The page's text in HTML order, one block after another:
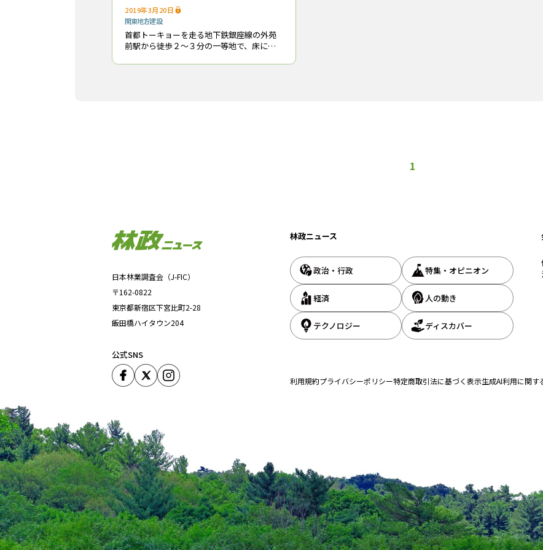
2019年3月20日
関東地方建設
首都トーキョーを走る地下鉄銀座線の外苑
前駅から徒歩２～３分の一等地で、床に
が建てられている。３月９日に構造見学会
1
日本林業調査会（J-FIC）
〒162-0822
東京都新宿区下宮比町2-28
飯田橋ハイタウン204
公式SNS
林政ニュース
政治・行政 特集・オピニオン
経済 人の動き
テクノロジー ディスカバー
利用規約プライバシーポリシー特定商取引法に基づく表示生成AI利用に関す